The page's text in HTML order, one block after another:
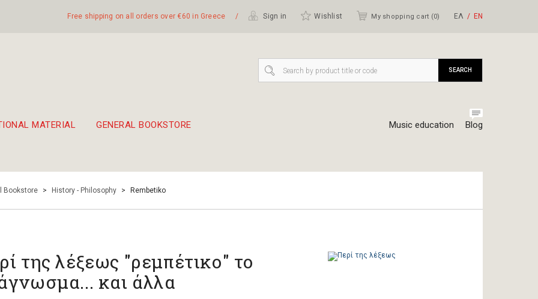
Free shipping on all orders over €60 in Greece / Sign in Wishlist My shopping cart (0) ΕΛ ΕΝ
MATERIAL GENERAL BOOKSTORE Music education Blog
SEARCH
Bookstore > History - Philosophy > Rembetiko
της λέξεως "ρεμπέτικο" το
και άλλα